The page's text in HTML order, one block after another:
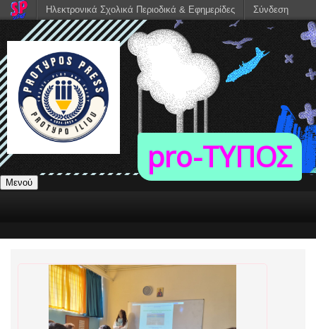
pro-TΥΠΟΣ
Μενού
Ηλεκτρονικά Σχολικά Περιοδικά & Εφημερίδες Σύνδεση